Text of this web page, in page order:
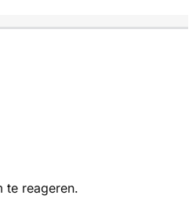
te reageren.